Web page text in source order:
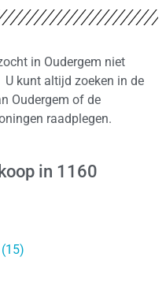
in Oudergem niet
kunt altijd zoeken in de
Oudergem of de
raadplegen.
in 1160